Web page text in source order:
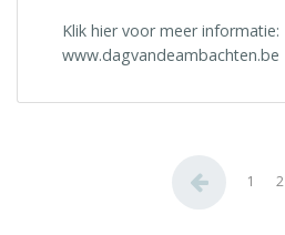
Klik hier voor meer informatie:
www.dagvandeambachten.be
1 2